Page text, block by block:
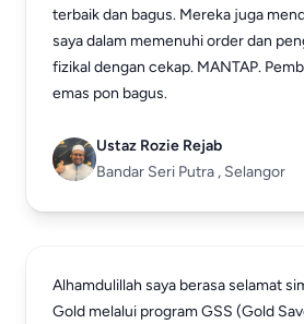
terbaik dan bagus. Mereka juga
saya dalam memenuhi order dan
fizikal dengan cekap. MANTAP.
emas pon bagus.
Ustaz Rozie Rejab
Bandar Seri Putra , Selangor
Alhamdulillah saya berasa selamat
Gold melalui program GSS (Gold